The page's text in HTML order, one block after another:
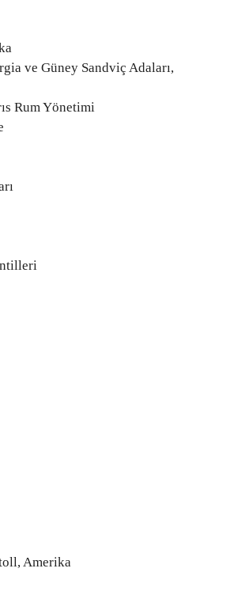
ve Güney Sandviç Adaları,
Rum Yönetimi
Amerika